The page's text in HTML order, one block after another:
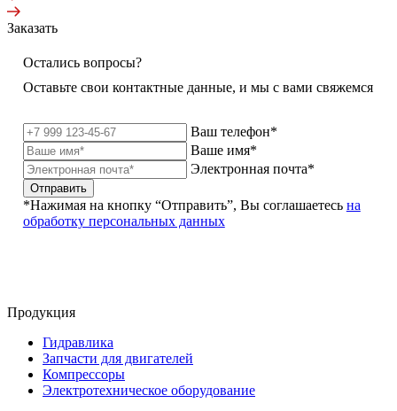
Заказать
Остались вопросы?
Оставьте свои контактные данные, и мы с вами свяжемся
Ваш телефон*
Ваше имя*
Электронная почта*
Отправить
*Нажимая на кнопку “Отправить”, Вы соглашаетесь на
обработку персональных данных
Продукция
Гидравлика
Запчасти для двигателей
Компрессоры
Электротехническое оборудование